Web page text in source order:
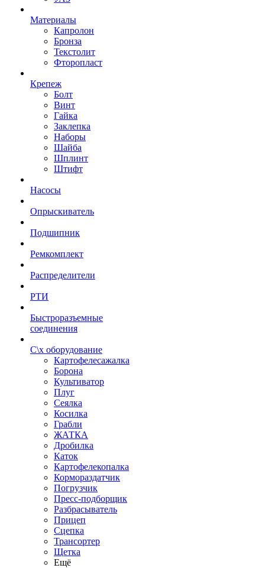
Материалы
Капролон
Бронза
Текстолит
Фторопласт
Крепеж
Болт
Винт
Гайка
Заклепка
Наборы
Шайба
Шплинт
Штифт
Насосы
Опрыскиватель
Подшипник
Ремкомплект
Распределители
РТИ
Быстроразъемные
соединения
С\х оборудование
Картофелесажалка
Борона
Культиватор
Плуг
Сеялка
Косилка
Грабли
ЖАТКА
Дробилка
Каток
Картофелекопалка
Кормораздатчик
Погрузчик
Пресс-подборщик
Разбрасыватель
Прицеп
Сцепка
Трансортер
Щетка
Ещё